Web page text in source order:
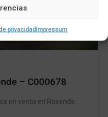
privacidadImpressum
– C000678
en venta en Rosende…